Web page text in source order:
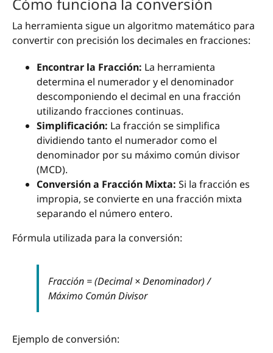
La herramienta sigue un algoritmo matemático para
convertir con precisión los decimales en fracciones:
Encontrar la Fracción: La herramienta
determina el numerador y el denominador
descomponiendo el decimal en una fracción
utilizando fracciones continuas.
Simplificación: La fracción se simplifica
dividiendo tanto el numerador como el
denominador por su máximo común divisor
(MCD).
Conversión a Fracción Mixta: Si la fracción es
impropia, se convierte en una fracción mixta
separando el número entero.
Fórmula utilizada para la conversión:
Fracción = (Decimal × Denominador) /
Máximo Común Divisor
Ejemplo de conversión: